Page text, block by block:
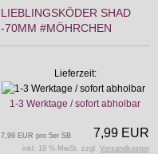
LIEBLINGSKÖDER SHAD
-70MM #MÖHRCHEN
Lieferzeit:
1-3 Werktage / sofort abholbar
7,99 EUR
7,99 EUR pro 5er SB
inkl. 19 % MwSt. zzgl. Versandkosten